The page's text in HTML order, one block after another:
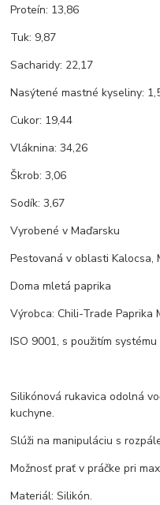
Proteín: 13,86
Tuk: 9,87
Sacharidy: 22,17
Nasýtené mastné kyseliny:
Cukor: 19,44
Vláknina: 34,26
Škrob: 3,06
Sodík: 3,67
Vyrobené v Maďarsku
Pestovaná v oblasti Kalocsa,
Doma mletá paprika
Výrobca: Chili-Trade Paprika
ISO 9001, s použitím systému
Silikónová rukavica odolná
kuchyne.
Slúži na manipuláciu s
Možnosť prať v práčke pri
Materiál: Silikón.